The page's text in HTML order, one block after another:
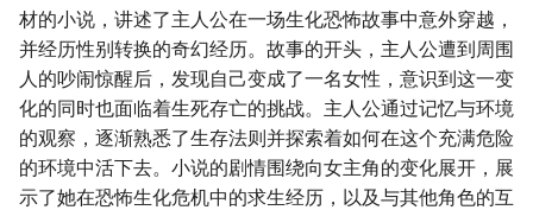
材的小说，讲述了主人公在一场生化恐怖故事中意外穿越，
并经历性别转换的奇幻经历。故事的开头，主人公遭到周围
人的吵闹惊醒后，发现自己变成了一名女性，意识到这一变
化的同时也面临着生死存亡的挑战。主人公通过记忆与环境
的观察，逐渐熟悉了生存法则并探索着如何在这个充满危险
的环境中活下去。小说的剧情围绕向女主角的变化展开，展
示了她在恐怖生化危机中的求生经历，以及与其他角色的互